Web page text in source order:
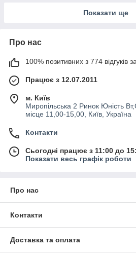
Показати ще
Про нас
100% позитивних з 774 відгуків
Працює з 12.07.2011
м. Київ
Миропільська 2 Ринок Юність
місце 11,00-15,00, Київ, Україна
Контакти
Сьогодні працює з 11:00 до
Показати весь графік роботи
Про нас
Контакти
Доставка та оплата